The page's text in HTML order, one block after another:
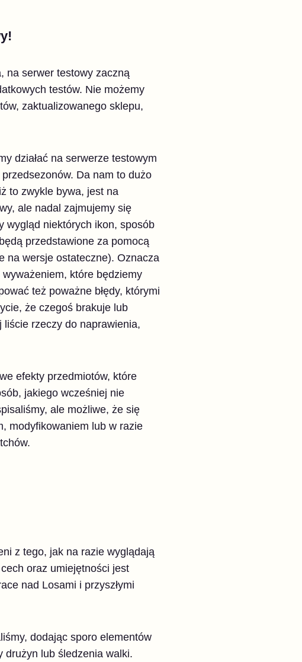
na serwer testowy zaczną
testów. Nie możemy
zaktualizowanego sklepu,
działać na serwerze testowym
Da nam to dużo
to zwykle bywa, jest na
ale nadal zajmujemy się
wygląd niektórych ikon, sposób
przedstawione za pomocą
na wersje ostateczne). Oznacza
które będziemy
też poważne błędy, którymi
że czegoś brakuje lub
liście rzeczy do naprawienia,
efekty przedmiotów, które
jakiego wcześniej nie
ale możliwe, że się
modyfikowaniem lub w razie
z tego, jak na razie wyglądają
oraz umiejętności jest
nad Losami i przyszłymi
dodając sporo elementów
drużyn lub śledzenia walki.